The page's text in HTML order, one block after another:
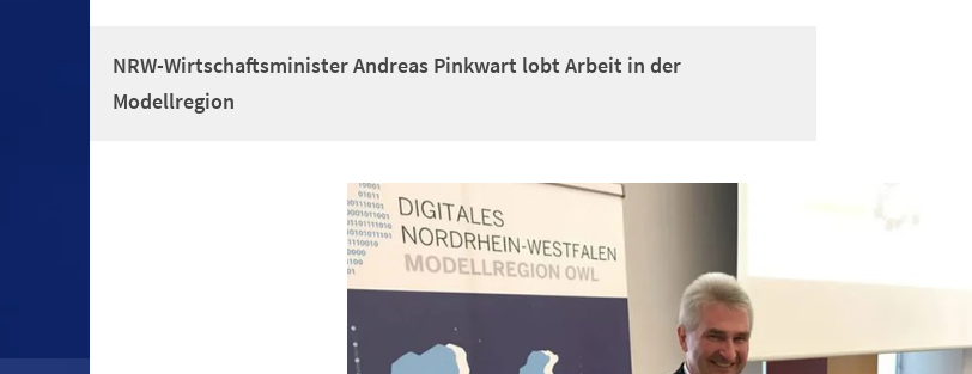
NRW-Wirtschaftsminister Andreas Pinkwart lobt Arbeit in der
Modellregion